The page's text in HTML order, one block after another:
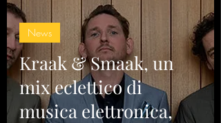
Kraak & Smaak, un
mix eclettico di
musica elettronica,
News